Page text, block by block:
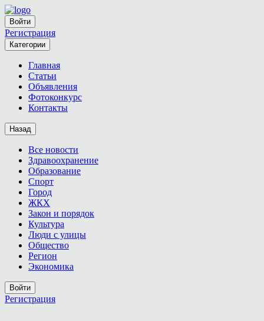
Войти
Регистрация
Категории
Главная
Статьи
Объявления
Фотоконкурс
Контакты
Назад
Все новости
Здравоохранение
Образование
Спорт
Город
ЖКХ
Закон и порядок
Культура
Люди с улицы
Общество
Регион
Экономика
Войти
Регистрация